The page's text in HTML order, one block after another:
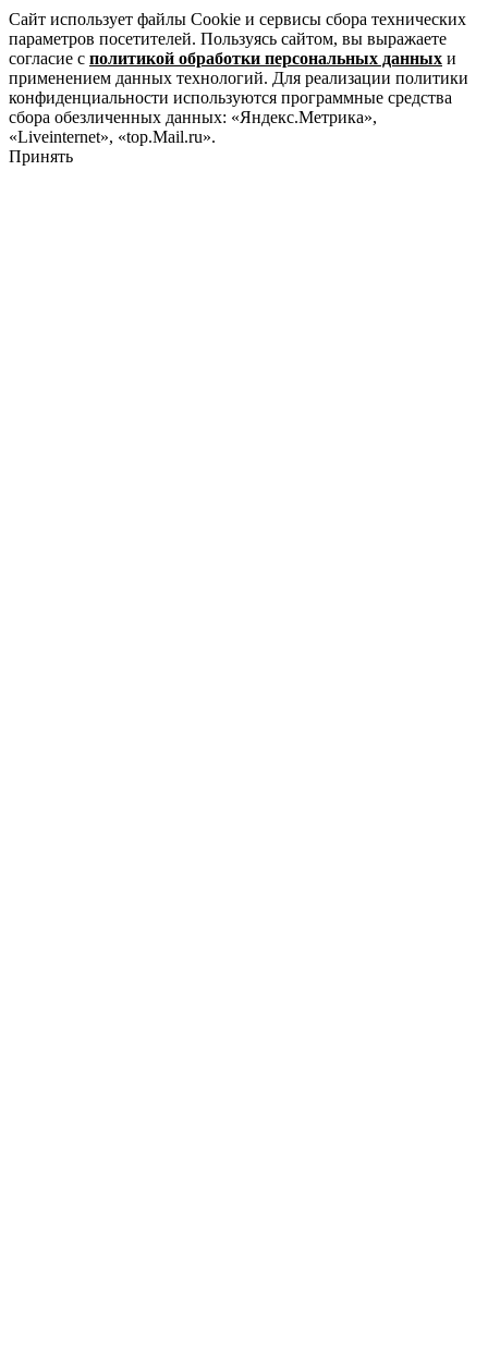
Сайт использует файлы Cookie и сервисы сбора технических
параметров посетителей. Пользуясь сайтом, вы выражаете
согласие с политикой обработки персональных данных и
применением данных технологий. Для реализации политики
конфиденциальности используются программные средства
сбора обезличенных данных: «Яндекс.Метрика»,
«Liveinternet», «top.Mail.ru».
Принять